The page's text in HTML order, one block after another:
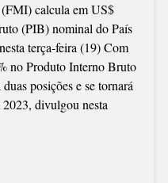
VOLTA
A
FIGURAR
ENTRE
OS
TOP
calcula em US$
(PIB) nominal do País
terça-feira (19) Com
no Produto Interno Bruto
posições e se tornará
divulgou nesta